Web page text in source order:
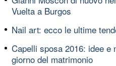
Vuelta a Burgos
Nail art: ecco le ultime
Capelli sposa 2016: idee e
giorno del matrimonio